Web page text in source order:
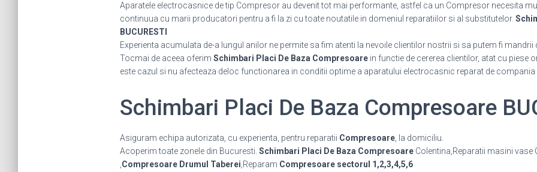
Aparatele electrocasnice de tip Compresor au devenit tot mai performante, astfel ca un Compresor necesita
continuua cu marii producatori pentru a fi la zi cu toate noutatile in domeniul reparatiilor si al substitutelor.
BUCURESTI
Experienta acumulata de-a lungul anilor ne permite sa fim atenti la nevoile clientilor nostrii si sa putem fi
Tocmai de aceea oferim Schimbari Placi De Baza Compresoarein functie de cererea clientilor, atat cu piese
este cazul si nu afecteaza deloc functionarea in conditii optime a aparatului electrocasnic reparat de
Schimbari Placi De Baza Compresoare
Asiguram echipa autorizata, cu experienta, pentru reparatii Compresoare, la domiciliu.
Acoperim toate zonele din Bucuresti. Schimbari Placi De Baza CompresoareColentina,Reparatii masini vase
Compresoare Drumul Taberei ,Reparam Compresoare sectorul 1,2,3,4,5,6